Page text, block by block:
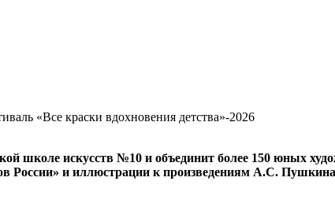
«Все краски вдохновения детства»-2026
школе искусств №10 и объединит более 150 юных
России» и иллюстрации к произведениям А.С.